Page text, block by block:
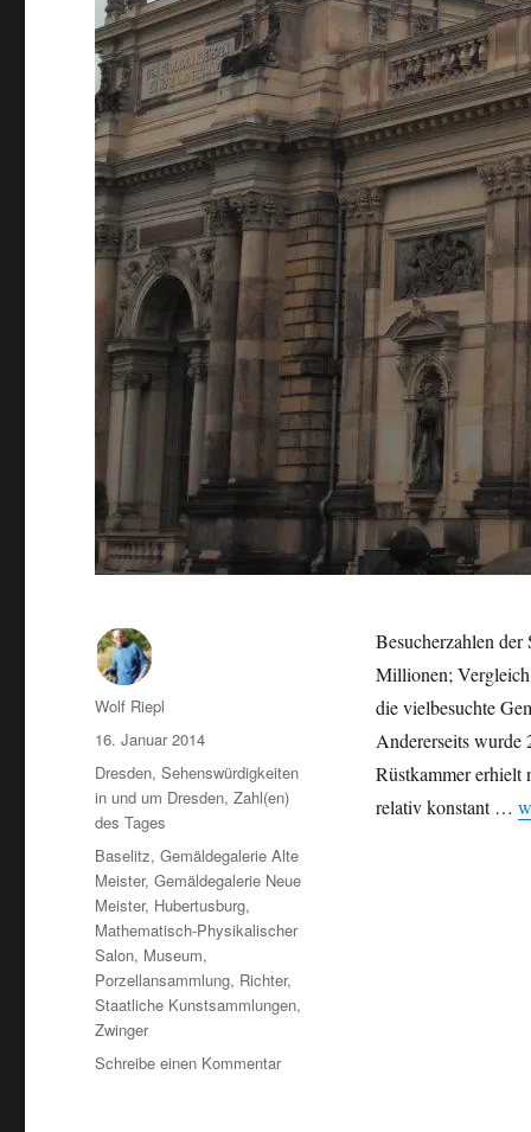
Besucherzahlen
Millionen; Vergleich
die vielbesuchte
Andererseits wurde
Rüstkammer erhielt
relativ konstant …
Autor
Wolf Riepl
Veröffentlicht
am
16. Januar 2014
Kategorien
Dresden,Sehenswürdigkeiten
in und um Dresden,Zahl(en)
des Tages
Schlagwörter
Baselitz,Gemäldegalerie Alte
Meister,Gemäldegalerie Neue
Meister, Hubertusburg,
Mathematisch-Physikalischer
Salon, Museum,
Porzellansammlung, Richter,
Staatliche Kunstsammlungen,
Zwinger
Schreibe einen Kommentarzu